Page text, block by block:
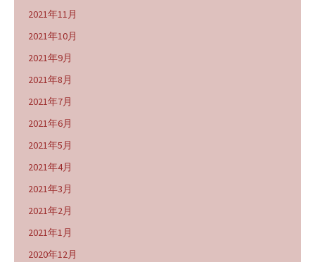
2021年11月
2021年10月
2021年9月
2021年8月
2021年7月
2021年6月
2021年5月
2021年4月
2021年3月
2021年2月
2021年1月
2020年12月